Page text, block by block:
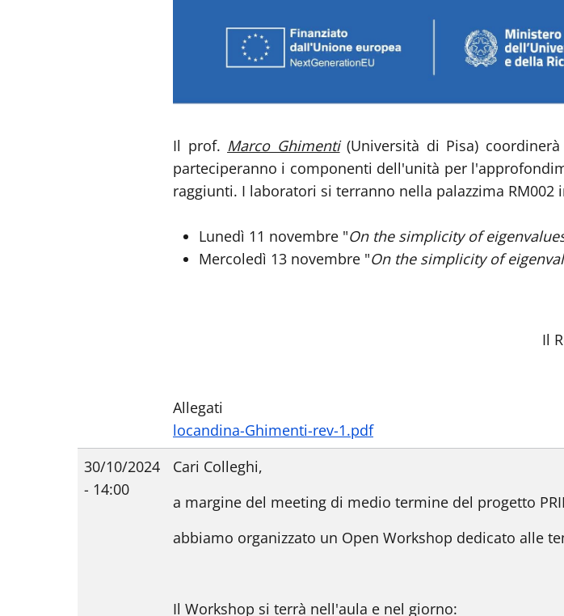
Il prof. Marco Ghimenti(Università di Pisa)
parteciperanno i componenti dell'unità per
raggiunti. I laboratori si terranno nella palazzima
Lunedì 11 novembre "On the simplicity of
Mercoledì 13 novembre "On the simplicity of
Il
Allegati
locandina-Ghimenti-rev-1.pdf
30/10/2024
- 14:00
Cari Colleghi,
a margine del meeting di medio termine del progetto
abbiamo organizzato un Open Workshop dedicato alle
Il Workshop si terrà nell'aula e nel giorno: